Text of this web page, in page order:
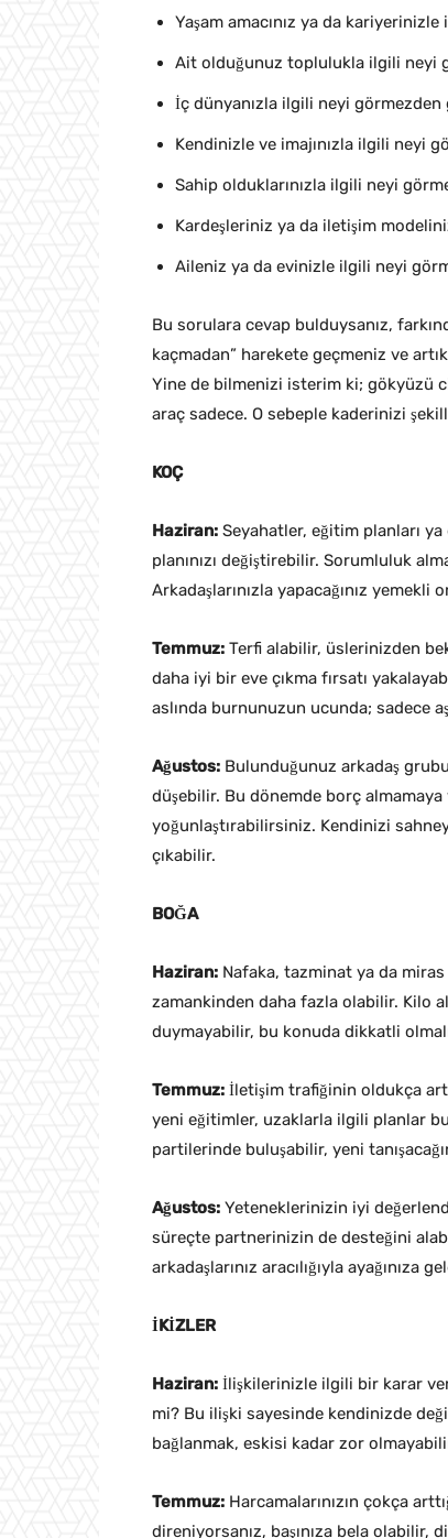
Yaşam amacınız ya da
Ait olduğunuz toplulukla ilgili neyi
İç dünyanızla ilgili neyi
Kendinizle ve imajınızla ilgili neyi
Sahip olduklarınızla ilgili neyi
Kardeşleriniz ya da iletişim
Aileniz ya da evinizle ilgili neyi
Bu sorulara cevap bulduysanız,
kaçmadan” harekete geçmeniz ve
Yine de bilmenizi isterim ki; gökyüzü
araç sadece. O sebeple kaderinizi
KOÇ
Haziran: Seyahatler, eğitim planları
planınızı değiştirebilir. Sorumluluk
Arkadaşlarınızla yapacağınız
Temmuz: Terfi alabilir, üslerinizden
daha iyi bir eve çıkma fırsatı
aslında burnunuzun ucunda; sadece
Ağustos: Bulunduğunuz arkadaş
düşebilir. Bu dönemde borç
yoğunlaştırabilirsiniz. Kendinizi
çıkabilir.
BOĞA
Haziran: Nafaka, tazminat ya da
zamankinden daha fazla olabilir. Kilo
duymayabilir, bu konuda dikkatli
Temmuz: İletişim trafiğinin oldukça
yeni eğitimler, uzaklarla ilgili planlar
partilerinde buluşabilir, yeni
Ağustos: Yeteneklerinizin iyi
süreçte partnerinizin de desteğini
arkadaşlarınız aracılığıyla
İKİZLER
Haziran: İlişkilerinizle ilgili bir karar
mi? Bu ilişki sayesinde kendinizde
bağlanmak, eskisi kadar zor
Temmuz: Harcamalarınızın çokça
direniyorsanız, başınıza bela olabilir,